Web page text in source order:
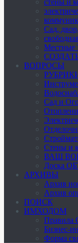
Cад,
Местные
ВОПРОСЫ
Сад и
Стены и
ВАШ
Доска
АРХИВЫ
Архив
Архив
ПОИСК
ИМХОДОМ
Правила
Бизнес-
Форма